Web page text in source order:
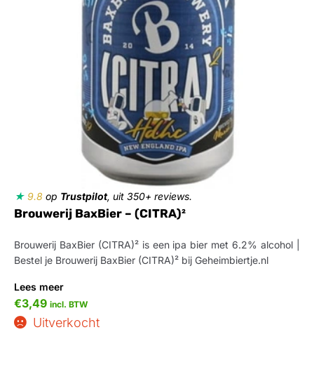
★ 9.8 op Trustpilot, uit 350+ reviews.
Brouwerij BaxBier – (CITRA)²
Brouwerij BaxBier (CITRA)² is een ipa bier met 6.2% alcohol |
Bestel je Brouwerij BaxBier (CITRA)² bij Geheimbiertje.nl
Lees meer
€3,49 incl. BTW
Uitverkocht